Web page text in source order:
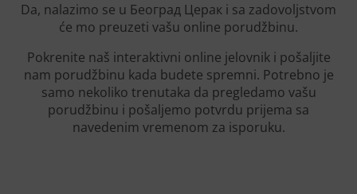
Da, nalazimo se u Београд Церак i sa zadovoljstvom
će mo preuzeti vašu online porudžbinu.
Pokrenite naš interaktivni online jelovnik i pošaljite
nam porudžbinu kada budete spremni. Potrebno je
samo nekoliko trenutaka da pregledamo vašu
porudžbinu i pošaljemo potvrdu prijema sa
navedenim vremenom za isporuku.